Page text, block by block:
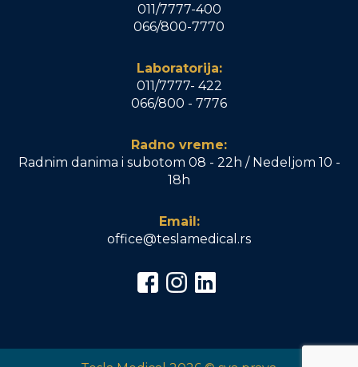
011/7777-400
066/800-7770
Laboratorija:
011/7777- 422
066/800 - 7776
Radno vreme:
Radnim danima i subotom 08 - 22h / Nedeljom 10 -
18h
Email:
office@teslamedical.rs